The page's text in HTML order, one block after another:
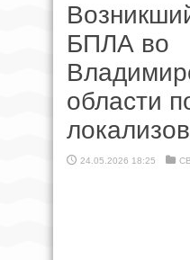
БПЛА во
области
24.05.2026 18:25